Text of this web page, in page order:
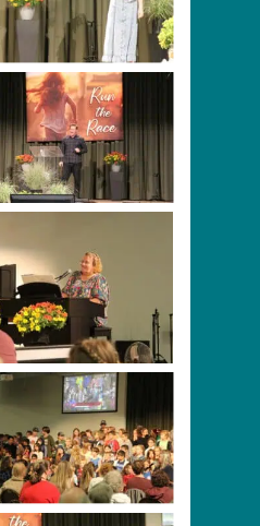
Richie Halversen
No Caption
Primary Division
singing in Pioneer
Pavilion